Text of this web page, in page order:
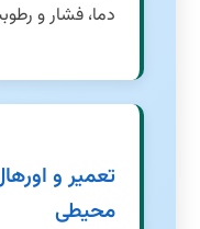
دما، فشار و
تعمیر و
محیطی